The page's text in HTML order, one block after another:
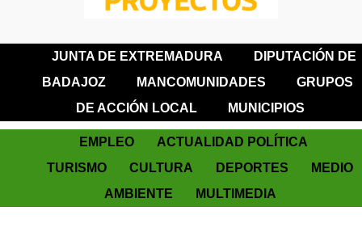
JUNTA DE EXTREMADURA
DIPUTACIÓN DE
BADAJOZ
MANCOMUNIDADES
GRUPOS
DE ACCIÓN LOCAL
MUNICIPIOS
EMPLEO
ACTUALIDAD POLÍTICA
TURISMO
CULTURA DEPORTES
MEDIO
AMBIENTE
MULTIMEDIA